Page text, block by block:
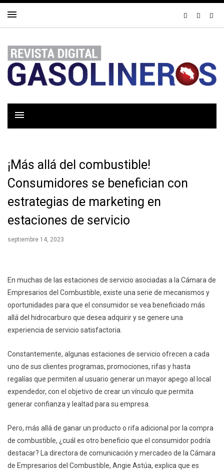
¡Más allá del combustible!
Consumidores se benefician con
estrategias de marketing en
estaciones de servicio
septiembre 14, 2023
En muchas de las estaciones de servicio asociadas a la Cámara de
Empresarios del Combustible, existe una serie de mecanismos y
oportunidades para que el consumidor se vea beneficiado más
allá del hidrocarburo que desea adquirir y se genere una
experiencia de servicio satisfactoria.
Constantemente, algunas estaciones de servicio ofrecen a cada
uno de sus clientes programas, promociones, rifas y hasta
regalías que permiten al usuario generar un mayor apego al local
expendedor, con el objetivo de crear un vínculo que permita
generar confianza y lealtad para su empresa.
Pero, más allá de ganar un producto o rifa adicional por la compra
de combustible, ¿cuál es otro beneficio que el consumidor podría
destacar? La directora de comunicación y mercadeo de la Cámara
de Empresarios del Combustible, Angie Astúa, explica que es